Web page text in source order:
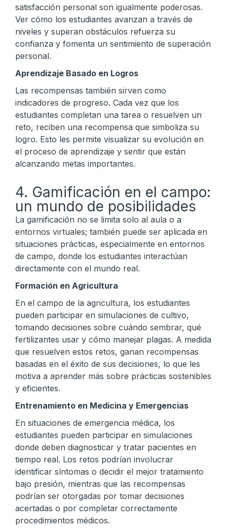
satisfacción personal son igualmente poderosas.
Ver cómo los estudiantes avanzan a través de
niveles y superan obstáculos refuerza su
confianza y fomenta un sentimiento de superación
personal.
Aprendizaje Basado en Logros
Las recompensas también sirven como
indicadores de progreso. Cada vez que los
estudiantes completan una tarea o resuelven un
reto, reciben una recompensa que simboliza su
logro. Esto les permite visualizar su evolución en
el proceso de aprendizaje y sentir que están
alcanzando metas importantes.
4. Gamificación en el campo:
un mundo de posibilidades
La gamificación no se limita solo al aula o a
entornos virtuales; también puede ser aplicada en
situaciones prácticas, especialmente en entornos
de campo, donde los estudiantes interactúan
directamente con el mundo real.
Formación en Agricultura
En el campo de la agricultura, los estudiantes
pueden participar en simulaciones de cultivo,
tomando decisiones sobre cuándo sembrar, qué
fertilizantes usar y cómo manejar plagas. A medida
que resuelven estos retos, ganan recompensas
basadas en el éxito de sus decisiones, lo que les
motiva a aprender más sobre prácticas sostenibles
y eficientes.
Entrenamiento en Medicina y Emergencias
En situaciones de emergencia médica, los
estudiantes pueden participar en simulaciones
donde deben diagnosticar y tratar pacientes en
tiempo real. Los retos podrían involucrar
identificar síntomas o decidir el mejor tratamiento
bajo presión, mientras que las recompensas
podrían ser otorgadas por tomar decisiones
acertadas o por completar correctamente
procedimientos médicos.